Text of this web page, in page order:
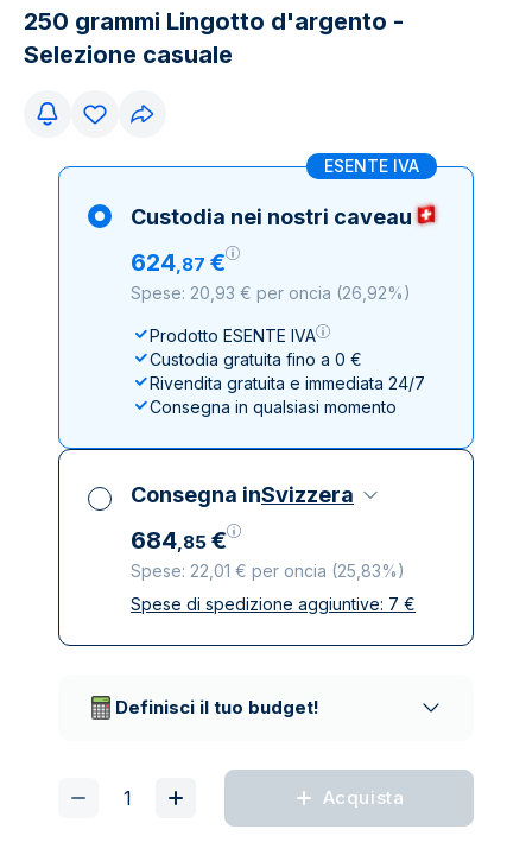
250 grammi Lingotto d'argento -
Selezione casuale
ESENTE IVA
Custodia nei nostri caveau
624,87 €
Spese: 20,93 € per oncia (26,92%)
Prodotto ESENTE IVA
Custodia gratuita fino a 0 €
Rivendita gratuita e immediata 24/7
Consegna in qualsiasi momento
Consegna inSvizzera
684,85 €
Spese: 22,01 € per oncia (25,83%)
Tutte le tasse incluse
Spese di spedizione aggiuntive: 7 €
Definisci il tuo budget!
Acquista